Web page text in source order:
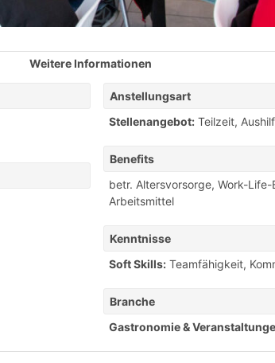
Weitere Informationen
Anstellungsart
Stellenangebot: Teilzeit,
Benefits
betr. Altersvorsorge, Work-Life-
Arbeitsmittel
Kenntnisse
Soft Skills: Teamfähigkeit,
Branche
Gastronomie &